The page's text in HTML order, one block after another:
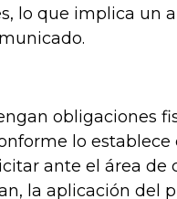
lo que implica un
obligaciones
lo establece
ante el área de
la aplicación del